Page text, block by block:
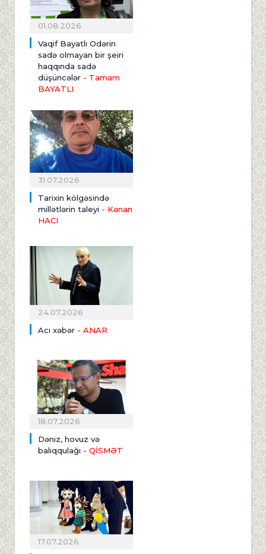
01.08.2026
Vaqif Bayatlı Odərin
sadə olmayan bir şeiri
haqqında sadə
düşüncələr - Tamam
BAYATLI
31.07.2026
Tarixin kölgəsində
millətlərin taleyi - Kənan
HACI
24.07.2026
Acı xəbər - ANAR
18.07.2026
Dəniz, hovuz və
balıqqulağı - QİSMƏT
17.07.2026